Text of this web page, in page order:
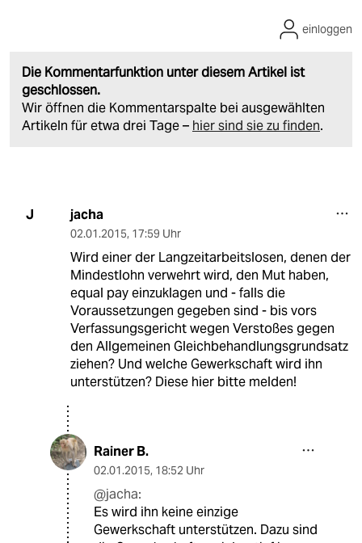
Die Kommentarfunktion unter diesem Artikel ist
geschlossen.
Wir öffnen die Kommentarspalte bei ausgewählten
Artikeln für etwa drei Tage – hier sind sie zu finden.
einloggen
J jacha
02.01.2015, 17:59 Uhr
Wird einer der Langzeitarbeitslosen, denen der
Mindestlohn verwehrt wird, den Mut haben,
equal pay einzuklagen und - falls die
Voraussetzungen gegeben sind - bis vors
Verfassungsgericht wegen Verstoßes gegen
den Allgemeinen Gleichbehandlungsgrundsatz
ziehen? Und welche Gewerkschaft wird ihn
unterstützen? Diese hier bitte melden!
Rainer B.
02.01.2015, 18:52 Uhr
@jacha:
Es wird ihn keine einzige
Gewerkschaft unterstützen. Dazu sind